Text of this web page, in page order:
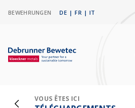
BEWEHRUNGEN IT
|
FR
|
DE
VOUS ÊTES ICI